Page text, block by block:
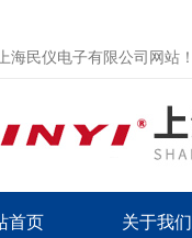
海民仪电子有限公司网站！
首页 关于我们